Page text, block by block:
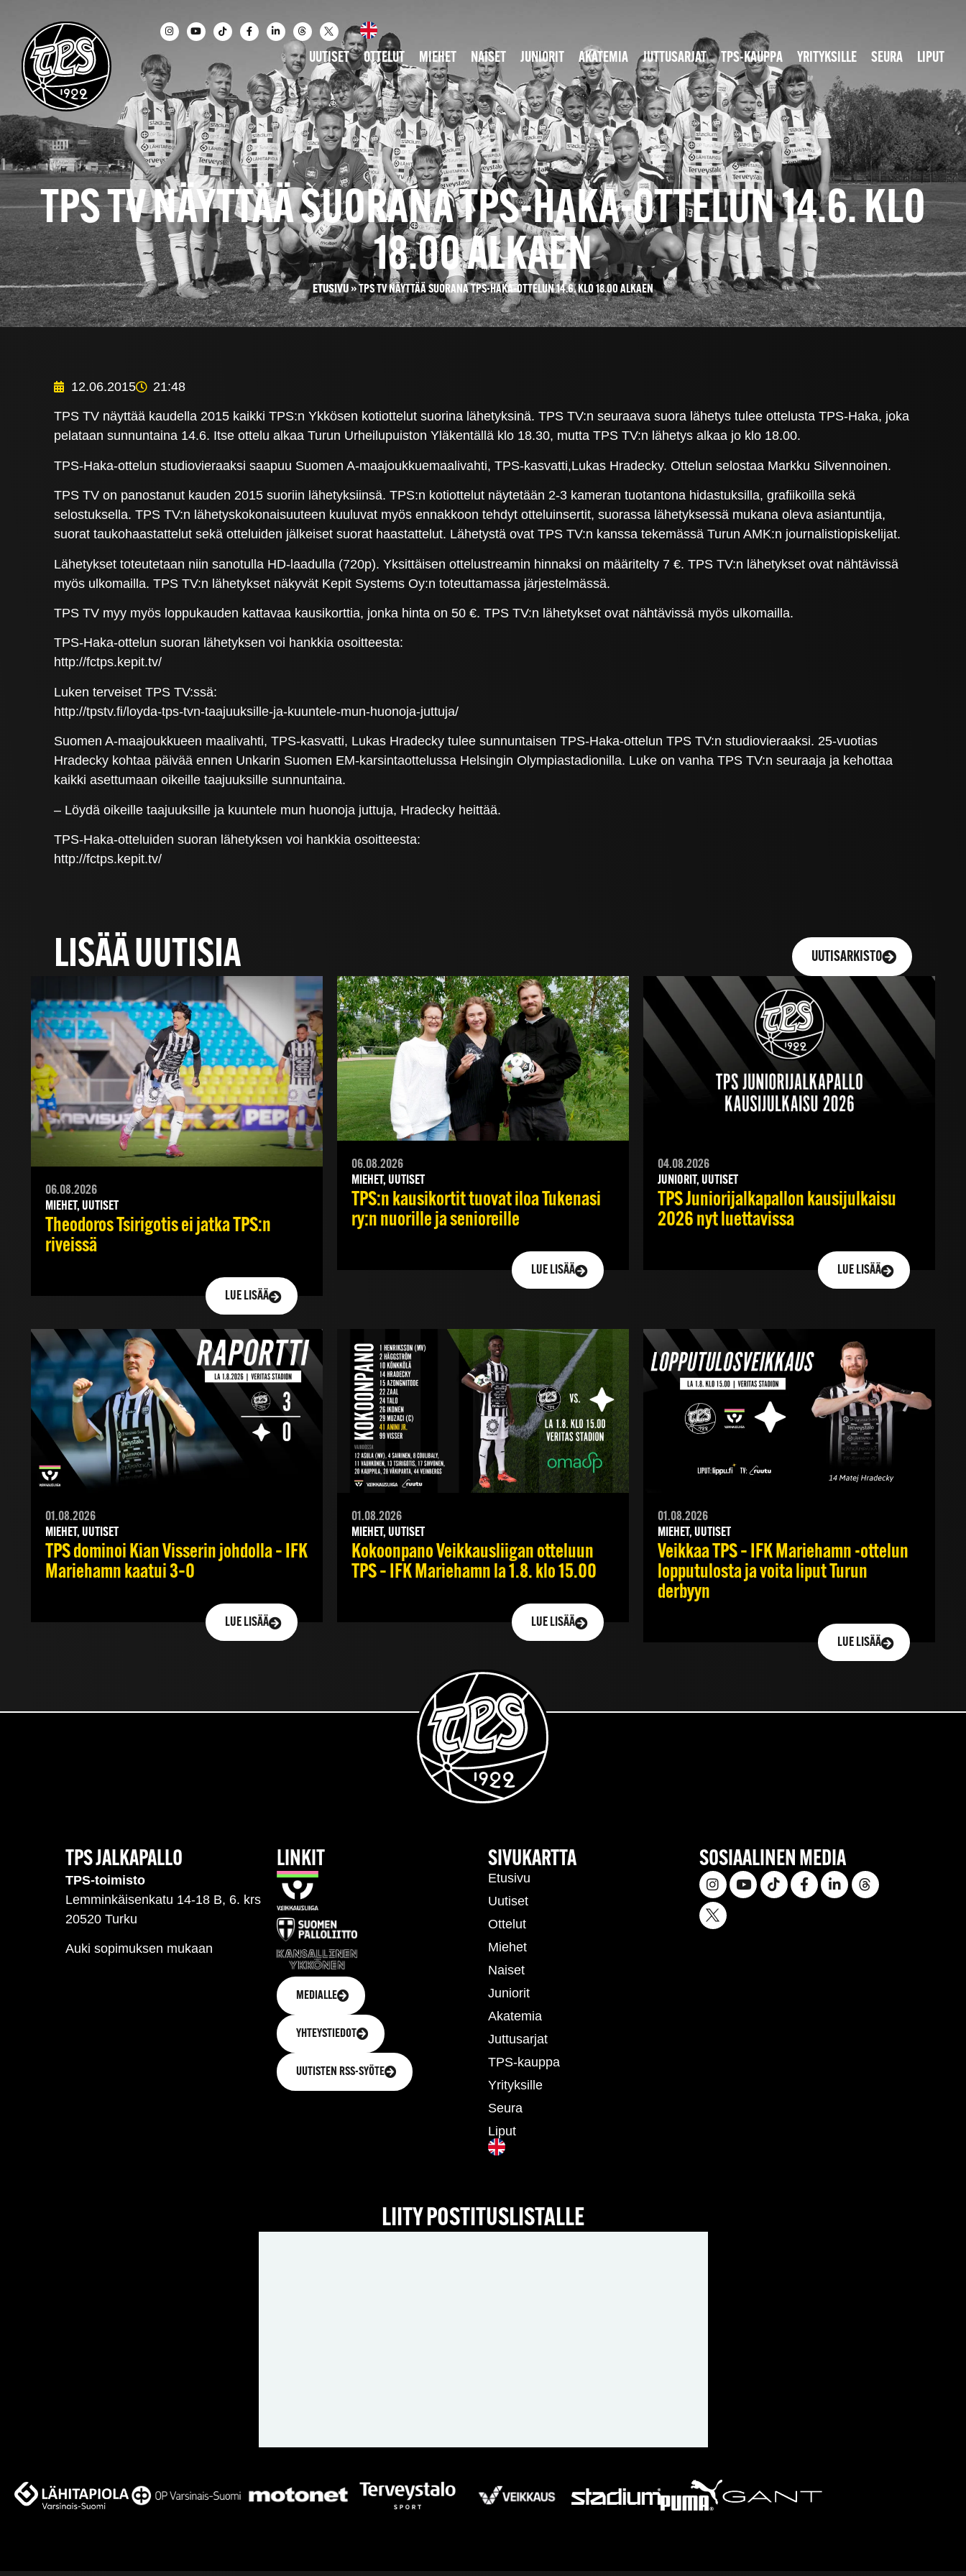
UUTISET OTTELUT MIEHET NAISET JUNIORIT AKATEMIA JUTTUSARJAT TPS-KAUPPA YRITYKSILLE SEURA LIPUT
TPS TV NÄYTTÄÄ SUORANA TPS-HAKA-OTTELUN 14.6. KLO
18.00 ALKAEN
ETUSIVU»TPS TV NÄYTTÄÄ SUORANA TPS-HAKA-OTTELUN 14.6. KLO 18.00 ALKAEN
12.06.2015 21:48
TPS TV näyttää kaudella 2015 kaikki TPS:n Ykkösen kotiottelut suorina lähetyksinä. TPS TV:n seuraava suora lähetys tulee ottelusta TPS-Haka, joka
pelataan sunnuntaina 14.6. Itse ottelu alkaa Turun Urheilupuiston Yläkentällä klo 18.30, mutta TPS TV:n lähetys alkaa jo klo 18.00.
TPS-Haka-ottelun studiovieraaksi saapuu Suomen A-maajoukkuemaalivahti, TPS-kasvatti,Lukas Hradecky. Ottelun selostaa Markku Silvennoinen.
TPS TV on panostanut kauden 2015 suoriin lähetyksiinsä. TPS:n kotiottelut näytetään 2-3 kameran tuotantona hidastuksilla, grafiikoilla sekä
selostuksella. TPS TV:n lähetyskokonaisuuteen kuuluvat myös ennakkoon tehdyt otteluinsertit, suorassa lähetyksessä mukana oleva asiantuntija,
suorat taukohaastattelut sekä otteluiden jälkeiset suorat haastattelut. Lähetystä ovat TPS TV:n kanssa tekemässä Turun AMK:n journalistiopiskelijat.
Lähetykset toteutetaan niin sanotulla HD-laadulla (720p). Yksittäisen ottelustreamin hinnaksi on määritelty 7 €. TPS TV:n lähetykset ovat nähtävissä
myös ulkomailla. TPS TV:n lähetykset näkyvät Kepit Systems Oy:n toteuttamassa järjestelmässä.
TPS TV myy myös loppukauden kattavaa kausikorttia, jonka hinta on 50 €. TPS TV:n lähetykset ovat nähtävissä myös ulkomailla.
TPS-Haka-ottelun suoran lähetyksen voi hankkia osoitteesta:
http://fctps.kepit.tv/
Luken terveiset TPS TV:ssä:
http://tpstv.fi/loyda-tps-tvn-taajuuksille-ja-kuuntele-mun-huonoja-juttuja/
Suomen A-maajoukkueen maalivahti, TPS-kasvatti, Lukas Hradecky tulee sunnuntaisen TPS-Haka-ottelun TPS TV:n studiovieraaksi. 25-vuotias
Hradecky kohtaa päivää ennen Unkarin Suomen EM-karsintaottelussa Helsingin Olympiastadionilla. Luke on vanha TPS TV:n seuraaja ja kehottaa
kaikki asettumaan oikeille taajuuksille sunnuntaina.
– Löydä oikeille taajuuksille ja kuuntele mun huonoja juttuja, Hradecky heittää.
TPS-Haka-otteluiden suoran lähetyksen voi hankkia osoitteesta:
http://fctps.kepit.tv/
LISÄÄ UUTISIA UUTISARKISTO
06.08.2026
MIEHET, UUTISET
Theodoros Tsirigotis ei jatka TPS:n
riveissä
LUE LISÄÄ
06.08.2026
MIEHET, UUTISET
TPS:n kausikortit tuovat iloa Tukenasi
ry:n nuorille ja senioreille
LUE LISÄÄ
04.08.2026
JUNIORIT, UUTISET
TPS Juniorijalkapallon kausijulkaisu
2026 nyt luettavissa
LUE LISÄÄ
01.08.2026
MIEHET, UUTISET
TPS dominoi Kian Visserin johdolla – IFK
Mariehamn kaatui 3–0
LUE LISÄÄ
01.08.2026
MIEHET, UUTISET
Kokoonpano Veikkausliigan otteluun
TPS – IFK Mariehamn la 1.8. klo 15.00
LUE LISÄÄ
01.08.2026
MIEHET, UUTISET
Veikkaa TPS – IFK Mariehamn -ottelun
lopputulosta ja voita liput Turun
derbyyn
LUE LISÄÄ
TPS JALKAPALLO
TPS-toimisto
Lemminkäisenkatu 14-18 B, 6. krs
20520 Turku
Auki sopimuksen mukaan
LINKIT
MEDIALLE
YHTEYSTIEDOT
UUTISTEN RSS-SYÖTE
SIVUKARTTA
Etusivu
Uutiset
Ottelut
Miehet
Naiset
Juniorit
Akatemia
Juttusarjat
TPS-kauppa
Yrityksille
Seura
Liput
SOSIAALINEN MEDIA
LIITY POSTITUSLISTALLE